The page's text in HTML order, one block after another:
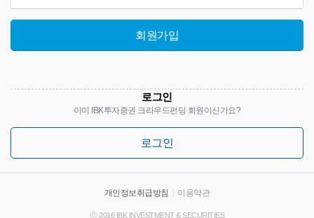
회원가입
로그인
이미 IBK투자증권 크라우드펀딩 회원이신가요?
로그인
개인정보취급방침 이용약관
ⓒ 2016 IBK INVESTMENT & SECURITIES